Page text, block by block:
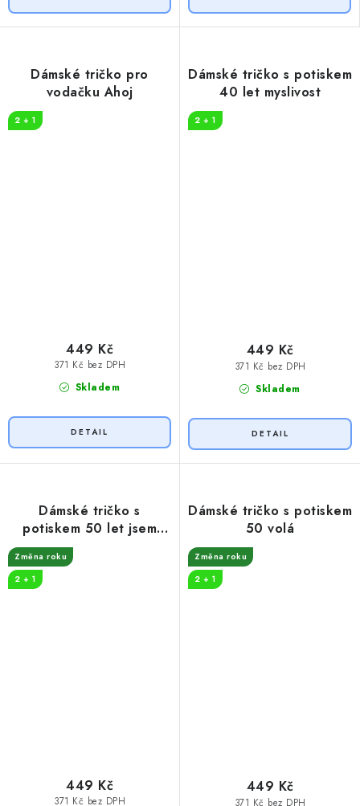
Dámské tričko pro
vodačku Ahoj
2 + 1
Skladem
371 Kč bez DPH
449 Kč
Dámské tričko s potiskem
40 let myslivost
2 + 1
Skladem
371 Kč bez DPH
449 Kč
Dámské tričko s
potiskem 50 let jsem
královna
Změna roku
2 + 1
371 Kč bez DPH
449 Kč
Dámské tričko s potiskem
50 volá
Změna roku
2 + 1
371 Kč bez DPH
449 Kč